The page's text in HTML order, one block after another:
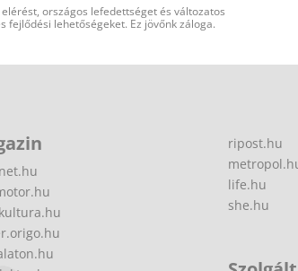
országos lefedettséget és változatos
fejlődési lehetőségeket. Ez jövőnk záloga.
ripost.hu
life.hu
she.hu